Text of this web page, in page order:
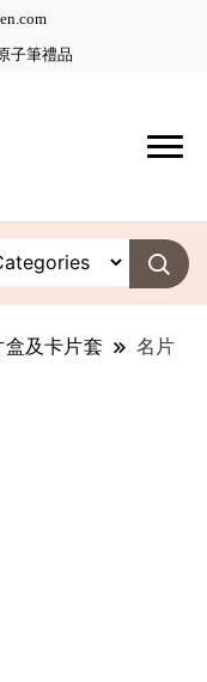
子筆禮品
盒及卡片套
名片